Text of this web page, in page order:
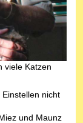
viele Katzen
nicht
und Maunz